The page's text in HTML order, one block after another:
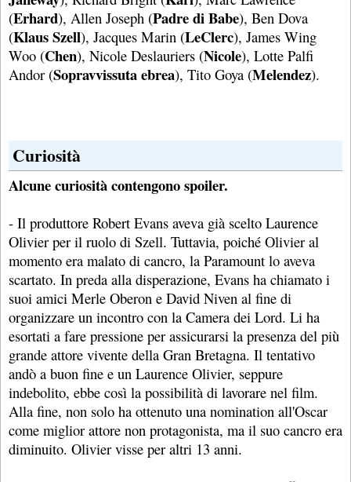
(Erhard), Allen Joseph (Padre di Babe), Ben Dova
(Klaus Szell), Jacques Marin (LeClerc), James Wing
Woo (Chen), Nicole Deslauriers (Nicole), Lotte Palfi
Andor (Sopravvissuta ebrea), Tito Goya (Melendez).
Curiosità
Alcune curiosità contengono spoiler.
- Il produttore Robert Evans aveva già scelto Laurence
Olivier per il ruolo di Szell. Tuttavia, poiché Olivier al
momento era malato di cancro, la Paramount lo aveva
scartato. In preda alla disperazione, Evans ha chiamato i
suoi amici Merle Oberon e David Niven al fine di
organizzare un incontro con la Camera dei Lord. Li ha
esortati a fare pressione per assicurarsi la presenza del più
grande attore vivente della Gran Bretagna. Il tentativo
andò a buon fine e un Laurence Olivier, seppure
indebolito, ebbe così la possibilità di lavorare nel film.
Alla fine, non solo ha ottenuto una nomination all'Oscar
come miglior attore non protagonista, ma il suo cancro era
diminuito. Olivier visse per altri 13 anni.